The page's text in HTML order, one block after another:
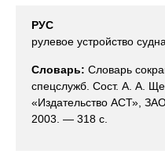
РУС
рулевое устройство судна
Словарь: Словарь
спецслужб. Сост. А. А.
«Издательство АСТ»,
2003. — 318 с.